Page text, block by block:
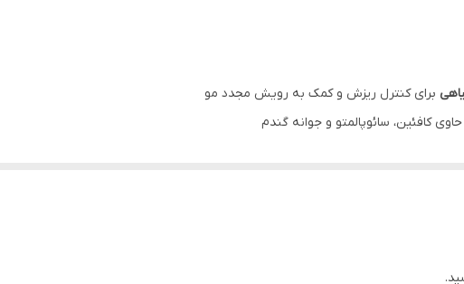
برای کنترل ریزش و کمک به رویش مجدد مو
حاوی کافئین، سائوپالمتو و جوانه گندم